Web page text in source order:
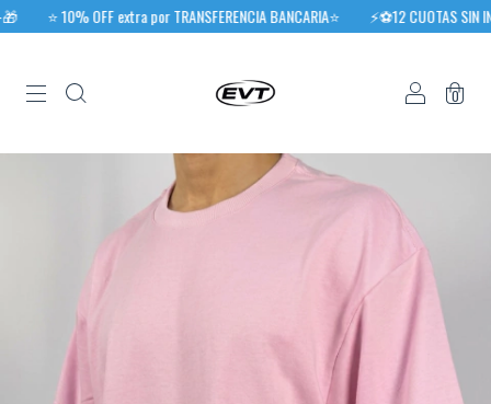
⭐️ 10% OFF extra por TRANSFERENCIA BANCARIA⭐️ ⚡⚽12 CUOTAS SIN
0